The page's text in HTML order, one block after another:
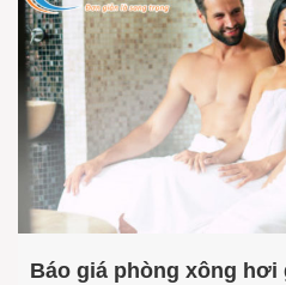
Báo giá phòng xông hơi